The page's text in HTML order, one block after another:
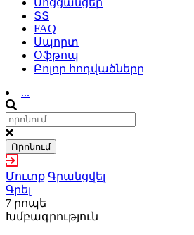
Սոցցանցեր
ՏՏ
FAQ
Սպորտ
Օֆթոպ
Բոլոր հոդվածները
...
Որոնում
Մուտք Գրանցվել
Գրել
7 րոպե
Խմբագրություն